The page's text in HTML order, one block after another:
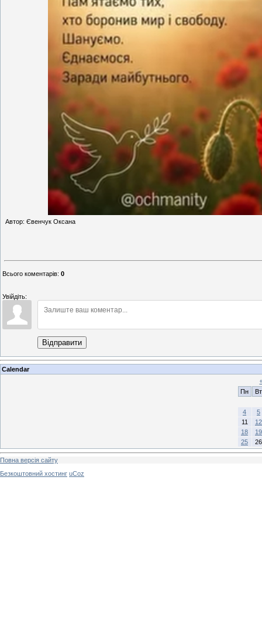
Автор: Євенчук Оксана
Всього коментарів: 0
Увійдіть:
Відправити
Calendar
Пн
Вт
4
5
11
12
18
19
25
26
Повна версія сайту
Безкоштовний хостинг uCoz